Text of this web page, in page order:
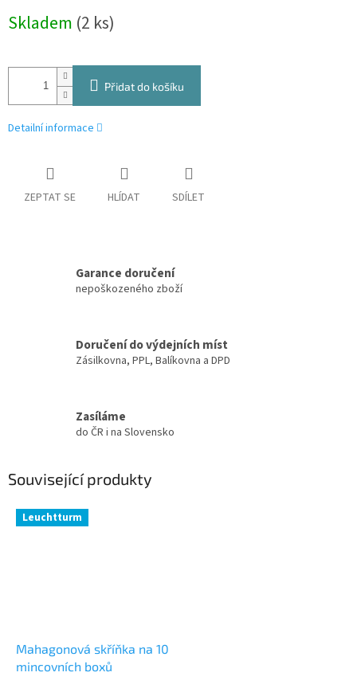
cena:
Skladem (2 ks)
Přidat do košíku
Detailní informace
ZEPTAT SE HLÍDAT SDÍLET
Garance doručení
nepoškozeného zboží
Doručení do výdejních míst
Zásilkovna, PPL, Balíkovna a DPD
Zasíláme
do ČR i na Slovensko
Související produkty
Leuchtturm
Mahagonová skříňka na 10
mincovních boxů